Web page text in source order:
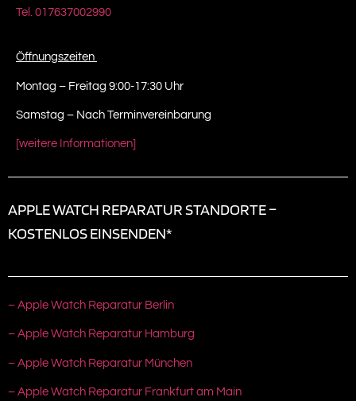
Tel. 017637002990
Öffnungszeiten
Montag – Freitag 9:00-17:30 Uhr
Samstag – Nach Terminvereinbarung
[weitere Informationen]
APPLE WATCH REPARATUR STANDORTE –
KOSTENLOS EINSENDEN*
– Apple Watch Reparatur Berlin
– Apple Watch Reparatur Hamburg
– Apple Watch Reparatur München
– Apple Watch Reparatur Frankfurt am Main